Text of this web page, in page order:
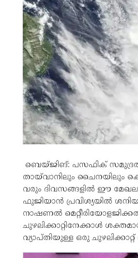
ബെയ്ജിങ്: പസഫിക്
തായ്‌വാനിലും ചൈനയിലും
വരും ദിവസങ്ങളിൽ ഈ
ഫുജിയാൻ പ്രവിശ്യയിൽ
നാഷണൽ
ചുഴലിക്കാറ്റിനേക്കാൾ
വ്യാപ്തിയുള്ള ഒരു